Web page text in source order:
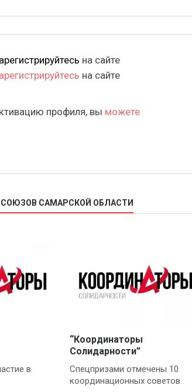
на сайте
на сайте
профиля, вы можете
САМАРСКОЙ ОБЛАСТИ
в
“Координаторы
Солидарности”
Спецпризами отмечены 10
координационных советов